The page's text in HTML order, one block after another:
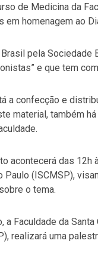
de Medicina da
homenagem ao
pela Sociedade
e que tem
a confecção e
material, também
acontecerá das 12h
(ISCMSP),
o tema.
a Faculdade da
realizará uma